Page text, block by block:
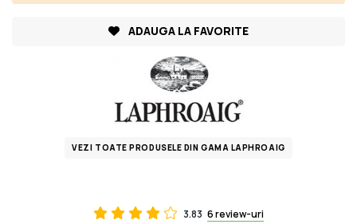
3.83 6 review-uri
ADAUGA LA FAVORITE
VEZI TOATE PRODUSELE DIN GAMA LAPHROAIG